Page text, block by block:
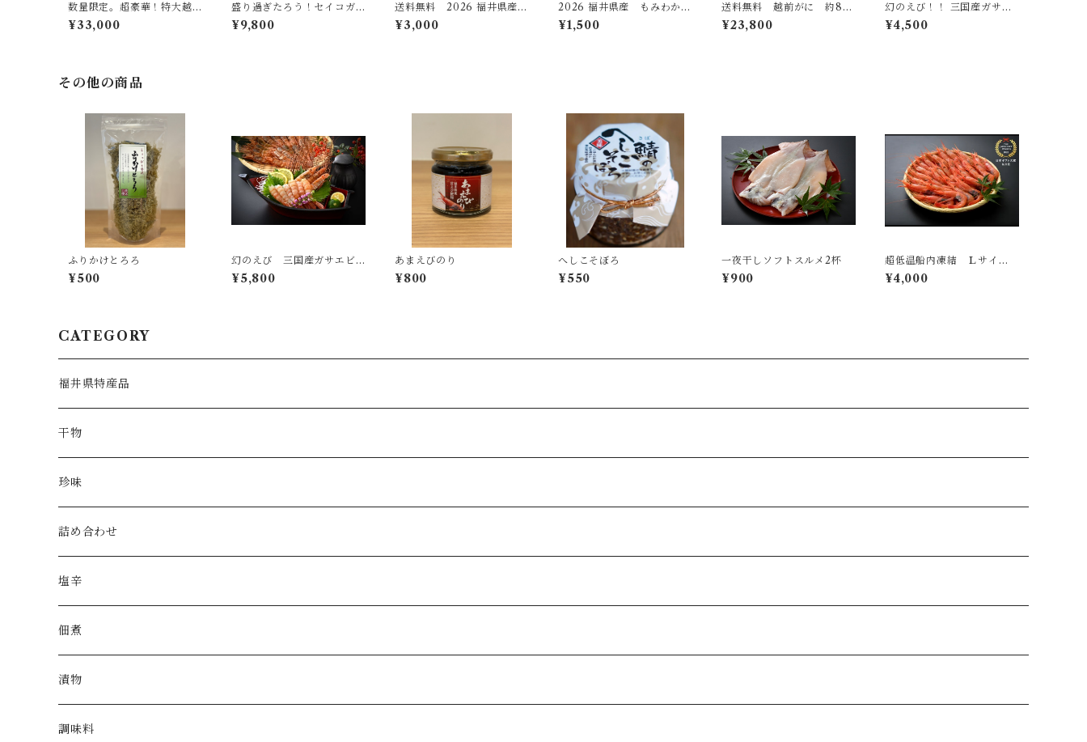
数量限定。超豪華！特大越
前がに 1キロ以上
¥33,000
盛り過ぎたろう！セイコガ
ニの甲羅もり！！4つ(せい
こがに6杯分) 送料無料
¥9,800
送料無料 2026 福井県産も
みわかめ 2ぱっく
¥3,000
2026 福井県産 もみわかめ
25g
¥1,500
送料無料 越前がに 約80
0〜900 大サイズ
¥23,800
幻のえび！！ 三国産ガサエ
ビ 大〜中サイズ約600g(3
0〜40尾)
¥4,500
その他の商品
ふりかけとろろ
¥500
幻のえび 三国産ガサエビ
FULLMAXセット！
¥5,800
あまえびのり
¥800
へしこそぼろ
¥550
一夜干しソフトスルメ2杯
¥900
超低温船内凍結 Ｌサイ
ズ 子持ち甘えび 500g
(約30〜40尾)
¥4,000
CATEGORY
福井県特産品
干物
珍味
詰め合わせ
塩辛
佃煮
漬物
調味料